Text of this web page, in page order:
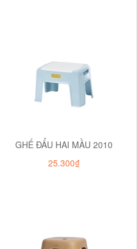
GHẾ ĐẨU HAI MẦU 2010
25.300₫